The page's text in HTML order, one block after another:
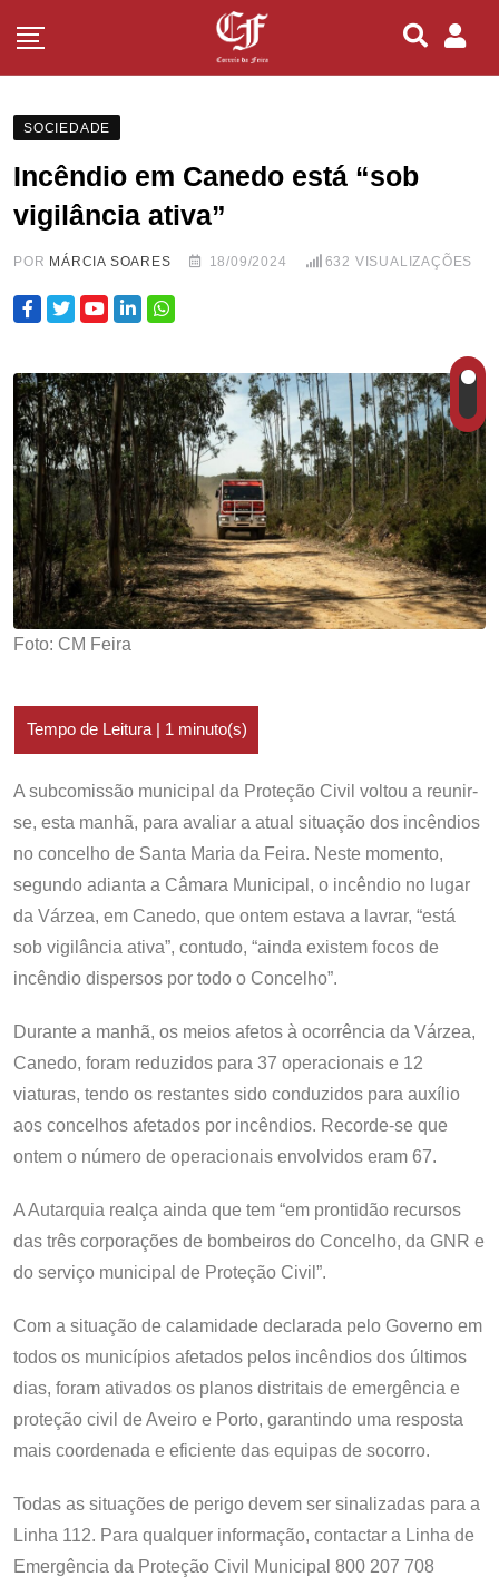
SOCIEDADE
Incêndio em Canedo está “sob
vigilância ativa”
POR MÁRCIA SOARES 18/09/2024 632 VISUALIZAÇÕES
Foto: CM Feira
A subcomissão municipal da Proteção Civil voltou a reunir-
se, esta manhã, para avaliar a atual situação dos incêndios
no concelho de Santa Maria da Feira. Neste momento,
segundo adianta a Câmara Municipal, o incêndio no lugar
da Várzea, em Canedo, que ontem estava a lavrar, “está
sob vigilância ativa”, contudo, “ainda existem focos de
incêndio dispersos por todo o Concelho”.
Durante a manhã, os meios afetos à ocorrência da Várzea,
Canedo, foram reduzidos para 37 operacionais e 12
viaturas, tendo os restantes sido conduzidos para auxílio
aos concelhos afetados por incêndios. Recorde-se que
ontem o número de operacionais envolvidos eram 67.
A Autarquia realça ainda que tem “em prontidão recursos
das três corporações de bombeiros do Concelho, da GNR e
do serviço municipal de Proteção Civil”.
Com a situação de calamidade declarada pelo Governo em
todos os municípios afetados pelos incêndios dos últimos
dias, foram ativados os planos distritais de emergência e
proteção civil de Aveiro e Porto, garantindo uma resposta
mais coordenada e eficiente das equipas de socorro.
Todas as situações de perigo devem ser sinalizadas para a
Linha 112. Para qualquer informação, contactar a Linha de
Emergência da Proteção Civil Municipal 800 207 708